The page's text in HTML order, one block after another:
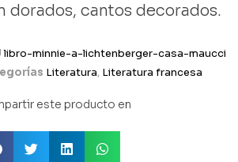
dorados, cantos decorados.
libro-minnie-a-lichtenberger-casa-maucci
Literatura, Literatura francesa
este producto en